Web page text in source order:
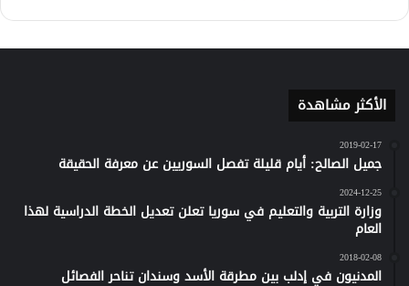
كلاود
الأكثر مشاهدة
2019-02-17
جميل الصالح: أيام قليلة تفصل السوريين عن معرفة الحقيقة
2024-12-25
وزارة التربية والتعليم في سوريا تعلن تعديل الخطة الدراسية لهذا
العام
2018-02-08
المدنيون في إدلب بين مطرقة الأسد وسندان تناحر الفصائل